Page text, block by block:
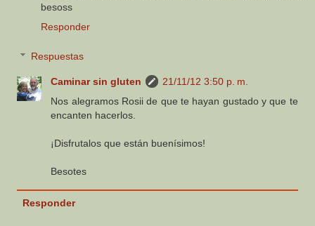
besoss
Responder
Respuestas
Caminar sin gluten
21/11/12 3:50 p. m.
Nos alegramos Rosii de que te hayan gustado y que te
encanten hacerlos.
¡Disfrutalos que están buenísimos!
Besotes
Responder